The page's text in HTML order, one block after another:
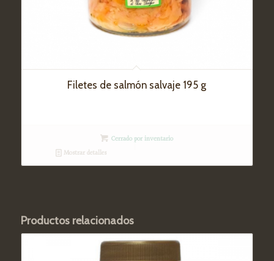
Filetes de salmón salvaje 195 g
Cerrado por inventario
Mostrar detalles
Productos relacionados